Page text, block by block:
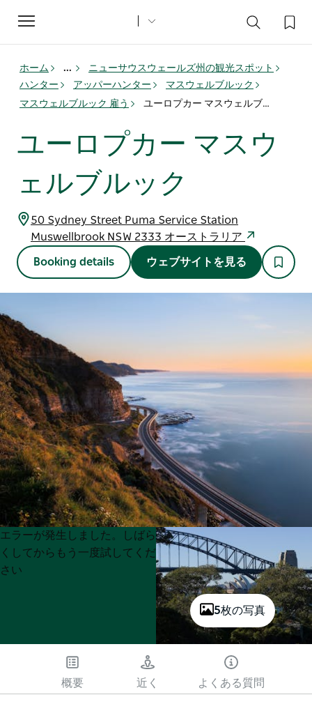
Toggle
navigation
ホーム ...
ニューサウスウェールズ州の観光スポット
ハンター
アッパーハンター
マスウェルブルック
マスウェルブルック 雇う
ユーロプカー マスウェルブルック
ユーロプカー マスウ
ェルブルック
50 Sydney Street Puma Service Station
Muswellbrook NSW 2333 オーストラリア
Booking details ウェブサイトを見る
5枚の写真
Product
List
Product
List
エラーが発生しました。しばら
くしてからもう一度試してくだ
さい
概要 近く よくある質問